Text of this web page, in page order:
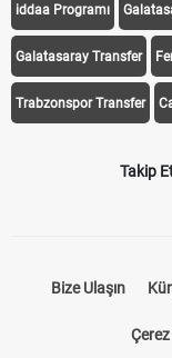
iddaa Programı
Galatasaray Transfer
Trabzonspor Transfer
Takip
Bize Ulaşın